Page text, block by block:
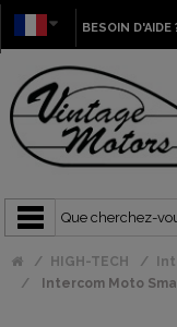
BESOIN D'AIDE
HIGH-TECH
Intercom Moto